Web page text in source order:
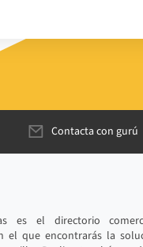
Contacta con gurú
es el directorio
el que encontrarás la